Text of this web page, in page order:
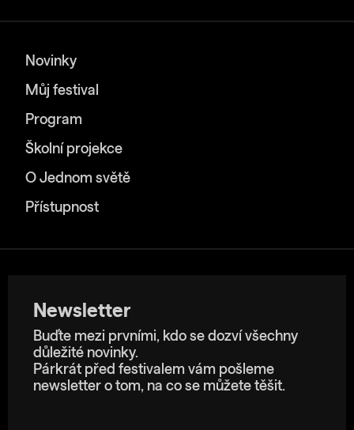
Novinky
Můj festival
Program
Školní projekce
O Jednom světě
Přístupnost
Newsletter
Buďte mezi prvními, kdo se dozví všechny
důležité novinky.
Párkrát před festivalem vám pošleme
newsletter o tom, na co se můžete těšit.